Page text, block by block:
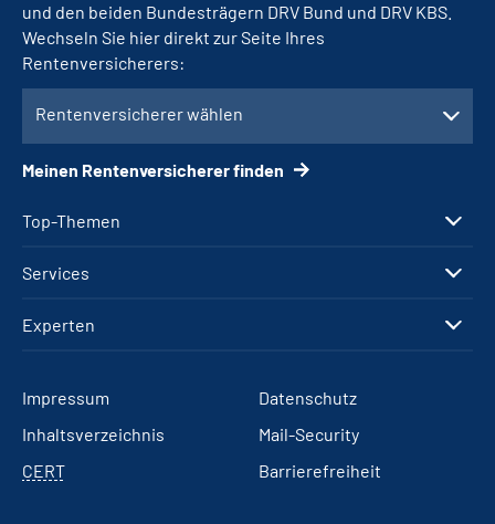
Top-Themen
Services
Experten
und den beiden Bundesträgern DRV Bund und DRV KBS.
Wechseln Sie hier direkt zur Seite Ihres
Rentenversicherers:
Rentenversicherer wählen
Meinen Rentenversicherer finden
Impressum
Datenschutz
Inhaltsverzeichnis
Mail-Security
CERT
Barrierefreiheit